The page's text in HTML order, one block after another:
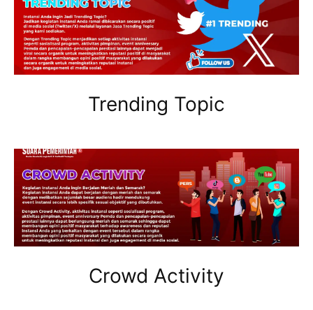
Trending Topic
Crowd Activity